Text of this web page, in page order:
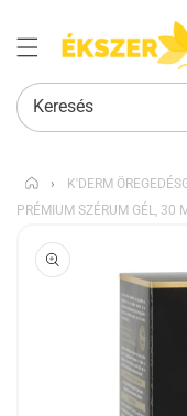
Keresés
›
K'DERM
PRÉMIUM SZÉRUM GÉL, 30
UGRÁS A
TERMÉKADATOKRA